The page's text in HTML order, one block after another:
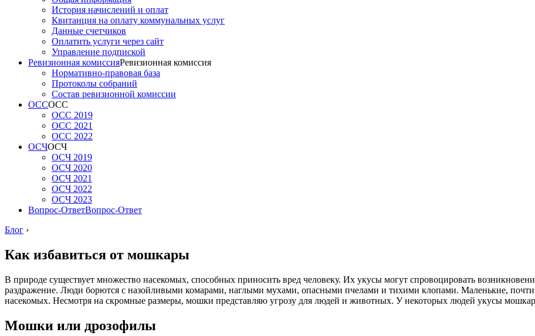
История начислений и оплат
Квитанция на оплату коммунальных услуг
Данные счетчиков
Оплатить услуги через сайт
Управление подпиской
Ревизионная комиссияРевизионная комиссия
Нормативно-правовая база
Протоколы собраний
Состав ревизионной комиссии
ОССОСС
ОСС 2019
ОСС 2021
ОСС 2022
ОСЧОСЧ
ОСЧ 2019
ОСЧ 2020
ОСЧ 2021
ОСЧ 2022
ОСЧ 2023
Вопрос-ОтветВопрос-Ответ
Блог ›
Как избавиться от мошкары
В природе существует множество насекомых, способных приносить вред человеку. Их укусы могут спровоцировать
раздражение. Люди борются с назойливыми комарами, наглыми мухами, опасными пчелами и тихими клопами. Маленькие,
насекомых. Несмотря на скромные размеры, мошки представляю угрозу для людей и животных. У некоторых людей укусы
Мошки или дрозофилы